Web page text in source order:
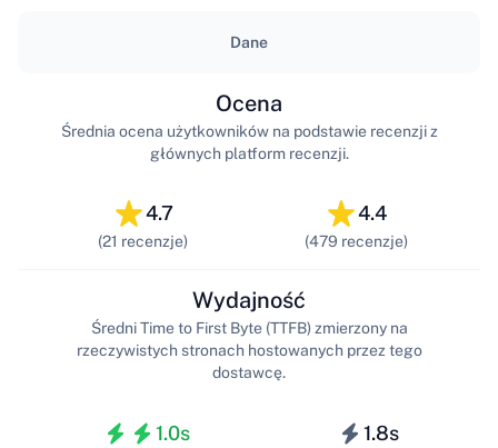
Dane
4.7
(21 recenzje)
Ocena
Średnia ocena użytkowników na podstawie recenzji z
głównych platform recenzji.
4.4
(479 recenzje)
1.0s
Wydajność
Średni Time to First Byte (TTFB) zmierzony na
rzeczywistych stronach hostowanych przez tego
dostawcę.
1.8s